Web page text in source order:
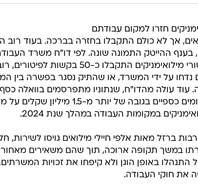
חזרו למקום עבודתם
אך לא כולם התקבלו בחזרה בברכה. בעוד רוב
בענף ההייטק התמונה שונה. לפי דו"ח משרד
במחלוקות על פיטורי מילואימניקים
נדחו על ידי המשרד, או שהתיק נסגר בפשרה בין
עוד עולה מהדו"ח, שנתוניו מתפרסמים בוואלה
העבודה הטיל עיצומים כספיים בגובה של
במקומות העבודה במהלך שנת 2024.
ברזל מאות אלפי חיילי מילואים גויסו לשירות,
במשך תקופה ארוכה, תוך שהם משאירים
התנהלו באופן הוגן ולא קיפחו את זכויות
את חוקי העבודה.